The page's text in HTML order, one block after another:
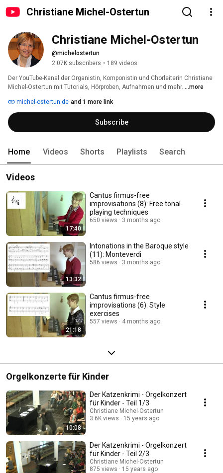
Christiane Michel-Ostertun
Christiane Michel-Ostertun
@michelostertun
2.07K subscribers • 189 videos
Der YouTube-Kanal der Organistin, Komponistin und Chorleiterin Christiane
Michel-Ostertun mit Tutorials, Hörproben, Aufnahmen und mehr. ...more
michel-ostertun.de and 1 more link
Subscribe
Home Videos Shorts Playlists Search
Videos
17:40
Cantus firmus-free
improvisations (8): Free tonal
playing techniques
650 views 3 months ago
13:32
Intonations in the Baroque style
(11): Monteverdi
586 views 3 months ago
21:18
Cantus firmus-free
improvisations (6): Style
exercises
557 views 4 months ago
Orgelkonzerte für Kinder
10:08
Der Katzenkrimi - Orgelkonzert
für Kinder - Teil 1/3
Christiane Michel-Ostertun
3.6K views
15 years ago
Der Katzenkrimi - Orgelkonzert
für Kinder - Teil 2/3
Christiane Michel-Ostertun
875 views
15 years ago